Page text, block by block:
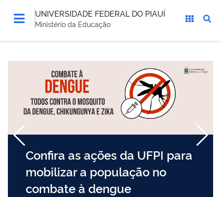
UNIVERSIDADE FEDERAL DO PIAUÍ
Ministério da Educação
Confira as ações da UFPI para
mobilizar a população no
combate à dengue